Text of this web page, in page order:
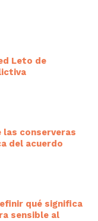
Leto de
las conserveras
del acuerdo
qué significa
sensible al